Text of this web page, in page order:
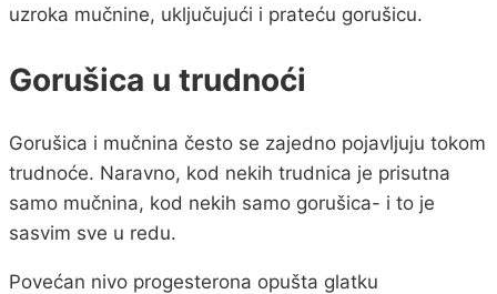
uzroka mučnine, uključujući i prateću gorušicu.
Gorušica u trudnoći
Gorušica i mučnina često se zajedno pojavljuju tokom
trudnoće. Naravno, kod nekih trudnica je prisutna
samo mučnina, kod nekih samo gorušica- i to je
sasvim sve u redu.
Povećan nivo progesterona opušta glatku